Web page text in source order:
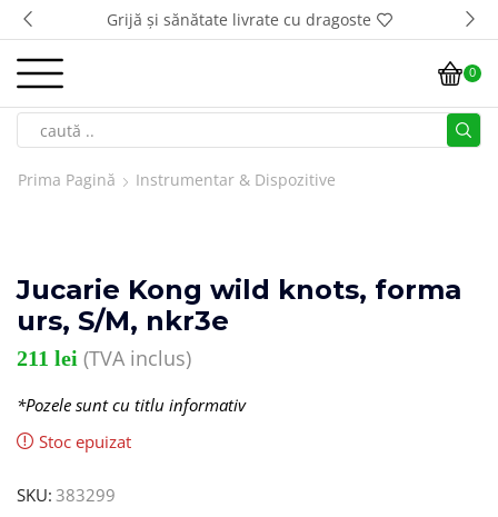
Grijă și sănătate livrate cu dragoste
0
Prima Pagină Instrumentar & Dispozitive
Jucarie Kong wild knots, forma
urs, S/M, nkr3e
211 lei (TVA inclus)
*Pozele sunt cu titlu informativ
Stoc epuizat
SKU: 383299